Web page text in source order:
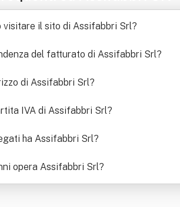
visitare il sito di Assifabbri Srl?
del fatturato di Assifabbri Srl?
di Assifabbri Srl?
IVA di Assifabbri Srl?
ha Assifabbri Srl?
opera Assifabbri Srl?